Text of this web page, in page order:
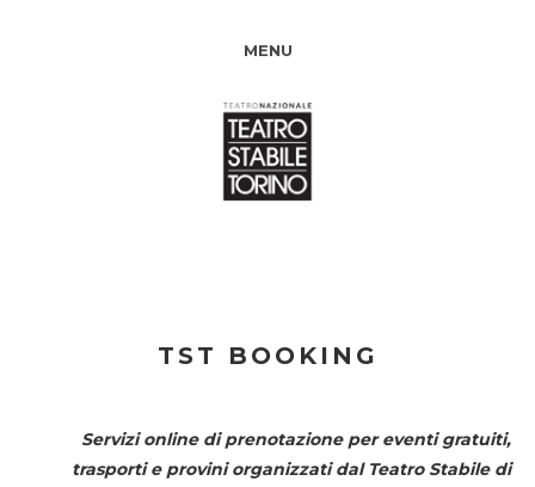
MENU
TST BOOKING
Servizi online di prenotazione per eventi gratuiti,
trasporti e provini organizzati dal Teatro Stabile di